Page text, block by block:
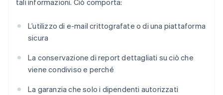
tali informazioni. Ciò comporta:
L’utilizzo di e-mail crittografate o di una piattaforma
sicura
La conservazione di report dettagliati su ciò che
viene condiviso e perché
La garanzia che solo i dipendenti autorizzati